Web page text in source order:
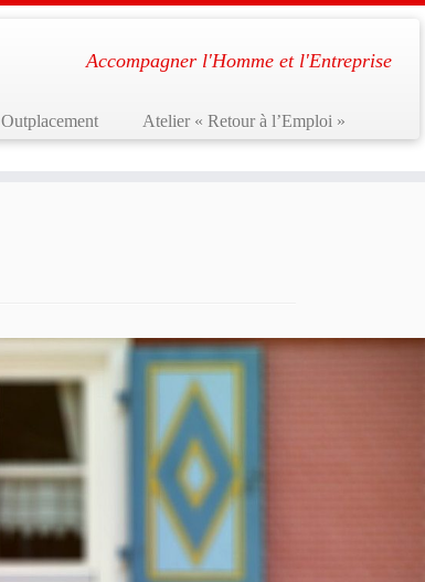
Accompagner l'Homme et l'Entreprise
Outplacement Atelier « Retour à l’Emploi »